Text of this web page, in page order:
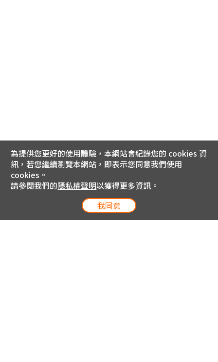
為提供您更好的使用體驗，本網站會紀錄您的 cookies 資
訊，若您繼續瀏覽本網站，即表示您同意我們使用
cookies。
請參閱我們的隱私權聲明以獲得更多資訊。
我同意